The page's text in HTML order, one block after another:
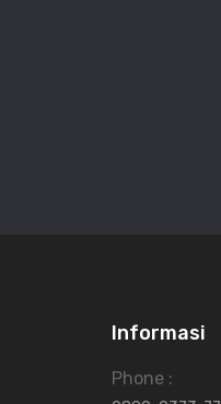
Informasi
Phone :